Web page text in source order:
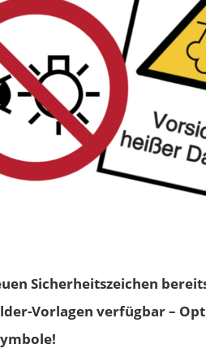
Sicherheitszeichen
Vorlagen verfügbar –